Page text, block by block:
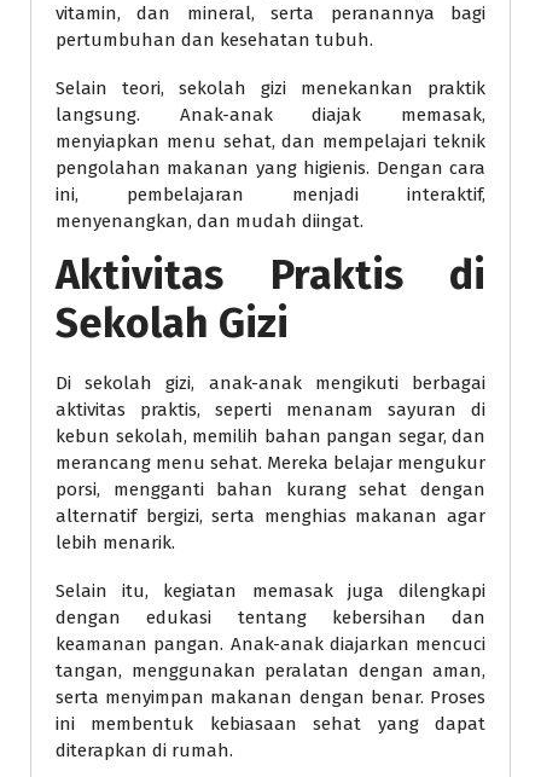
vitamin, dan mineral, serta peranannya bagi
pertumbuhan dan kesehatan tubuh.
Selain teori, sekolah gizi menekankan praktik
langsung. Anak-anak diajak memasak,
menyiapkan menu sehat, dan mempelajari teknik
pengolahan makanan yang higienis. Dengan cara
ini, pembelajaran menjadi interaktif,
menyenangkan, dan mudah diingat.
Aktivitas Praktis di
Sekolah Gizi
Di sekolah gizi, anak-anak mengikuti berbagai
aktivitas praktis, seperti menanam sayuran di
kebun sekolah, memilih bahan pangan segar, dan
merancang menu sehat. Mereka belajar mengukur
porsi, mengganti bahan kurang sehat dengan
alternatif bergizi, serta menghias makanan agar
lebih menarik.
Selain itu, kegiatan memasak juga dilengkapi
dengan edukasi tentang kebersihan dan
keamanan pangan. Anak-anak diajarkan mencuci
tangan, menggunakan peralatan dengan aman,
serta menyimpan makanan dengan benar. Proses
ini membentuk kebiasaan sehat yang dapat
diterapkan di rumah.